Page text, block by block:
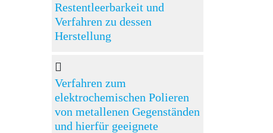
Restentleerbarkeit und
Verfahren zu dessen
Herstellung
Verfahren zum
elektrochemischen Polieren
von metallenen Gegenständen
und hierfür geeignete